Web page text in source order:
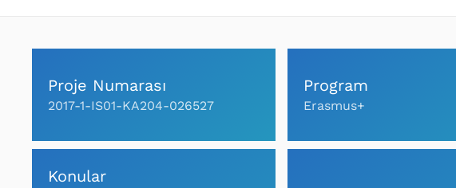
Proje Numarası
2017-1-IS01-KA204-026527
Program
Erasmus+
Konular